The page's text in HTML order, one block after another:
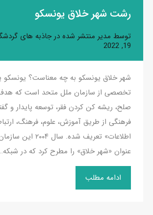
رشت شهر خلاق یونسکو
توسط مدیر منتشر شده درجاذبه های
19, 2022
شهر خلاق یونسکو به چه معناست؟
تخصصی از سازمان ملل متحد است که هدف
صلح، ریشه کن کردن فقر، توسعه پایدار و
فرهنگی از طریق آموزش، علوم، فرهنگ،
اطلاعات» تعریف شده.
عنوان «شهر خلاق» را مطرح کرد که در
ادامه مطلب